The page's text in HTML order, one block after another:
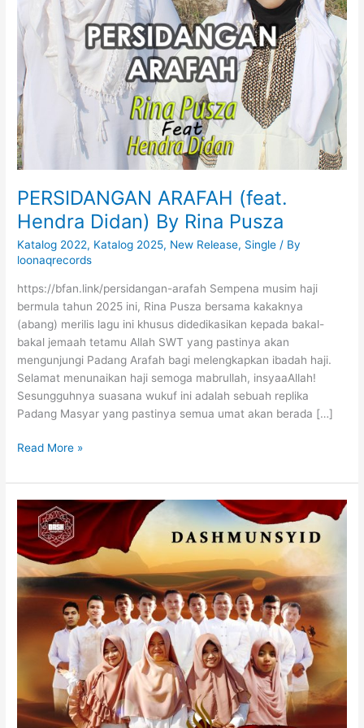
PERSIDANGAN ARAFAH (feat.
Hendra Didan) By Rina Pusza
Katalog 2022, Katalog 2025, New Release, Single / By
loonaqrecords
https://bfan.link/persidangan-arafah Sempena musim haji
bermula tahun 2025 ini, Rina Pusza bersama kakaknya
(abang) merilis lagu ini khusus didedikasikan kepada bakal-
bakal jemaah tetamu Allah SWT yang pastinya akan
mengunjungi Padang Arafah bagi melengkapkan ibadah haji.
Selamat menunaikan haji semoga mabrullah, insyaaAllah!
Sesungguhnya suasana wukuf ini adalah sebuah replika
Padang Masyar yang pastinya semua umat akan berada […]
P
R
S
D
A
N
G
F
A
Read More »